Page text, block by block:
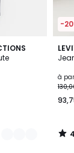
-
à
4,8
/ 5
5
/